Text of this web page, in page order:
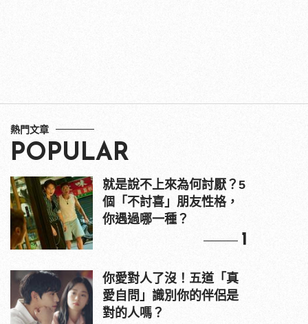
熱門文章
POPULAR
就是說不上來為何討厭？5
個「不討喜」朋友性格，
你遇過哪一種？
1
你愛對人了沒！五道「真
愛自問」識別你的伴侶是
對的人嗎？